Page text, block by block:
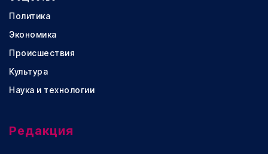
Политика
Экономика
Происшествия
Культура
Наука и технологии
Редакция